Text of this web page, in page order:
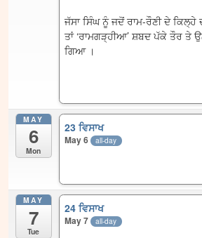
ਜੱਸਾ ਸਿੰਘ ਨੂੰ ਜਦੋਂ ਰਾਮ-ਰੌਣੀ ਦੇ
ਤਾਂ ‘ਰਾਮਗੜ੍ਹੀਆ’ ਸ਼ਬਦ ਪੱਕੇ ਤੌਰ ਤੇ
ਗਿਆ ।
MAY
6
Mon
23 ਵਿਸਾਖ
May 6 all-day
MAY
7
Tue
24 ਵਿਸਾਖ
May 7 all-day